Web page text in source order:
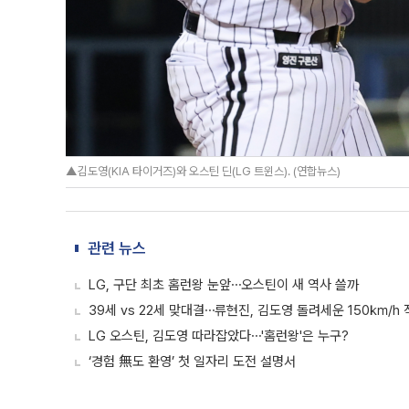
▲김도영(KIA 타이거즈)와 오스틴 딘(LG 트윈스). (연합뉴스)
관련 뉴스
LG, 구단 최초 홈런왕 눈앞⋯오스틴이 새 역사 쓸까
39세 vs 22세 맞대결⋯류현진, 김도영 돌려세운 150㎞/h
LG 오스틴, 김도영 따라잡았다⋯'홈런왕'은 누구?
‘경험 無도 환영’ 첫 일자리 도전 설명서